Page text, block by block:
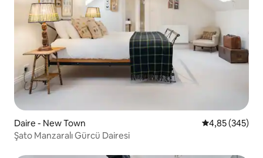
Daire - New Town 5 üzerinden
4,85 (345)
Şato Manzaralı Gürcü Dairesi